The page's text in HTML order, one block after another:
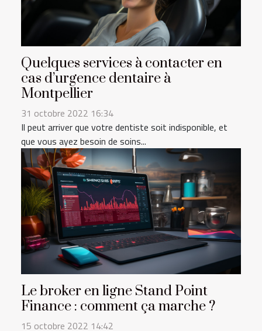
Quelques services à contacter en
cas d’urgence dentaire à
Montpellier
31 octobre 2022 16:34
Il peut arriver que votre dentiste soit indisponible, et
que vous ayez besoin de soins...
Le broker en ligne Stand Point
Finance : comment ça marche ?
15 octobre 2022 14:42